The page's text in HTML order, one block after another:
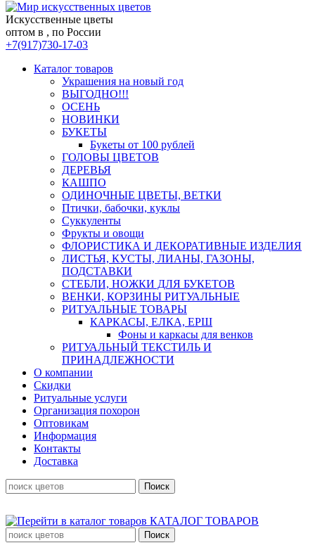
Искусственные цветы
оптом в , по России
+7(917)730-17-03
Каталог товаров
Украшения на новый год
ВЫГОДНО!!!
ОСЕНЬ
НОВИНКИ
БУКЕТЫ
Букеты от 100 рублей
ГОЛОВЫ ЦВЕТОВ
ДЕРЕВЬЯ
КАШПО
ОДИНОЧНЫЕ ЦВЕТЫ, ВЕТКИ
Птички, бабочки, куклы
Суккуленты
Фрукты и овощи
ФЛОРИСТИКА И ДЕКОРАТИВНЫЕ ИЗДЕЛИЯ
ЛИСТЬЯ, КУСТЫ, ЛИАНЫ, ГАЗОНЫ,
ПОДСТАВКИ
СТЕБЛИ, НОЖКИ ДЛЯ БУКЕТОВ
ВЕНКИ, КОРЗИНЫ РИТУАЛЬНЫЕ
РИТУАЛЬНЫЕ ТОВАРЫ
КАРКАСЫ, ЕЛКА, ЕРШ
Фоны и каркасы для венков
РИТУАЛЬНЫЙ ТЕКСТИЛЬ И
ПРИНАДЛЕЖНОСТИ
О компании
Скидки
Ритуальные услуги
Организация похорон
Оптовикам
Информация
Контакты
Доставка
КАТАЛОГ ТОВАРОВ